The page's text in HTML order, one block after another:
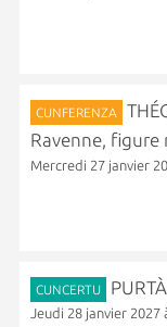
CUNFERENZA
Ravenne,
Mercredi 27 janvier
CUNCERTU
Jeudi 28 janvier 2027